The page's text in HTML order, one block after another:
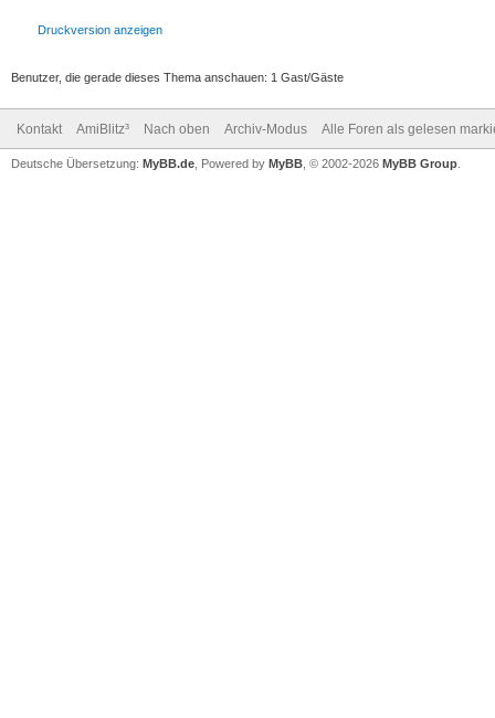
Druckversion anzeigen
Benutzer, die gerade dieses Thema anschauen: 1 Gast/Gäste
Kontakt AmiBlitz³ Nach oben Archiv-Modus Alle Foren als gelesen
Deutsche Übersetzung: MyBB.de , Powered by MyBB , © 2002-2026 MyBB Group